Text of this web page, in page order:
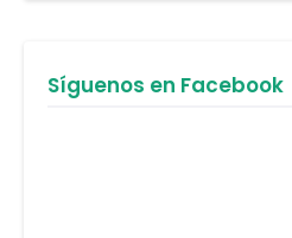
Síguenos en Facebook